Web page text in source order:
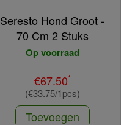
Seresto Hond Groot -
70 Cm 2 Stuks
Op voorraad
€67.50*
(€33.75/1pcs)
Toevoegen